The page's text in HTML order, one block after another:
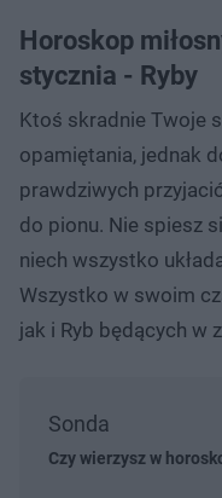
Horoskop
stycznia - Ryby
Ktoś skradnie Twoje
opamiętania, jednak
prawdziwych
do pionu. Nie spiesz
niech wszystko
Wszystko w swoim
jak i Ryb będących w
Sonda
Czy wierzysz w